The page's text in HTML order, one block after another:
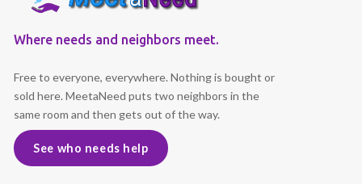
Where needs and neighbors meet.
Free to everyone, everywhere. Nothing is bought or
sold here. MeetaNeed puts two neighbors in the
same room and then gets out of the way.
See who needs help